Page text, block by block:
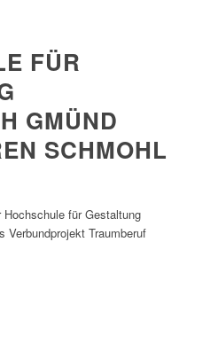
FÜR
GMÜND
SCHMOHL
für Gestaltung
Verbundprojekt Traumberuf